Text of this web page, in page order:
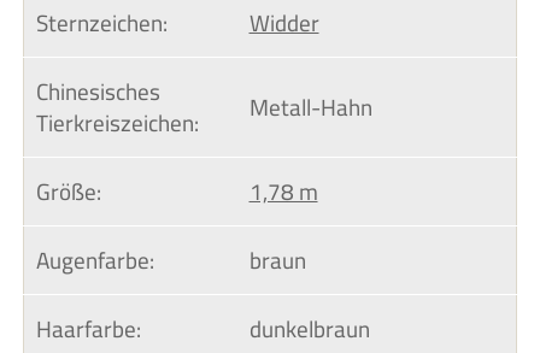
Sternzeichen:
Widder
Chinesisches
Tierkreiszeichen:
Metall-Hahn
Größe:
1,78 m
Augenfarbe:
braun
Haarfarbe:
dunkelbraun